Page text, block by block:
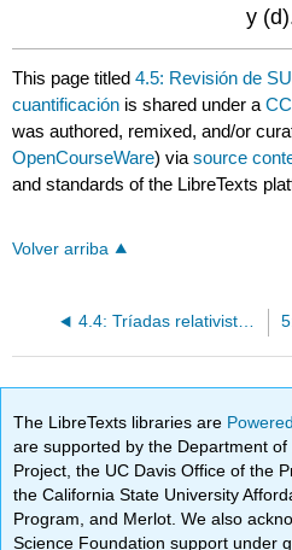
y
This page titled4.5: Revisión de
cuantificación is shared under a
was authored, remixed, and/or
OpenCourseWare) viasource
and standards of the LibreTexts
Volver arriba
4.4: Tríadas relativistas y espinoras. Una discusión preliminar
The LibreTexts libraries are
are supported by the Department
Project, the UC Davis Office of the
the California State University
Program, and Merlot. We also
Science Foundation support under